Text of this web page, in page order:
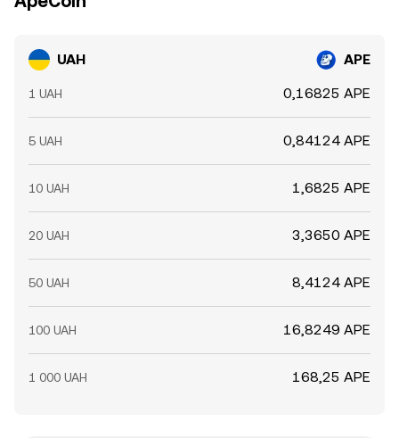
UAH APE
1 UAH 0,16825 APE
5 UAH 0,84124 APE
10 UAH 1,6825 APE
20 UAH 3,3650 APE
50 UAH 8,4124 APE
100 UAH 16,8249 APE
1 000 UAH 168,25 APE